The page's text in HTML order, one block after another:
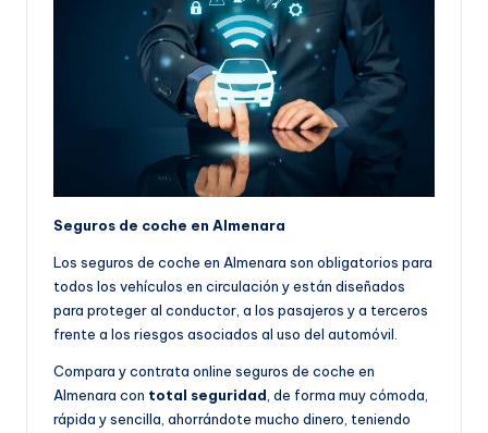
Seguros de coche en Almenara
Los seguros de coche en Almenara son obligatorios para
todos los vehículos en circulación y están diseñados
para proteger al conductor, a los pasajeros y a terceros
frente a los riesgos asociados al uso del automóvil.
Compara y contrata online seguros de coche en
Almenara con total seguridad , de forma muy cómoda,
rápida y sencilla, ahorrándote mucho dinero, teniendo